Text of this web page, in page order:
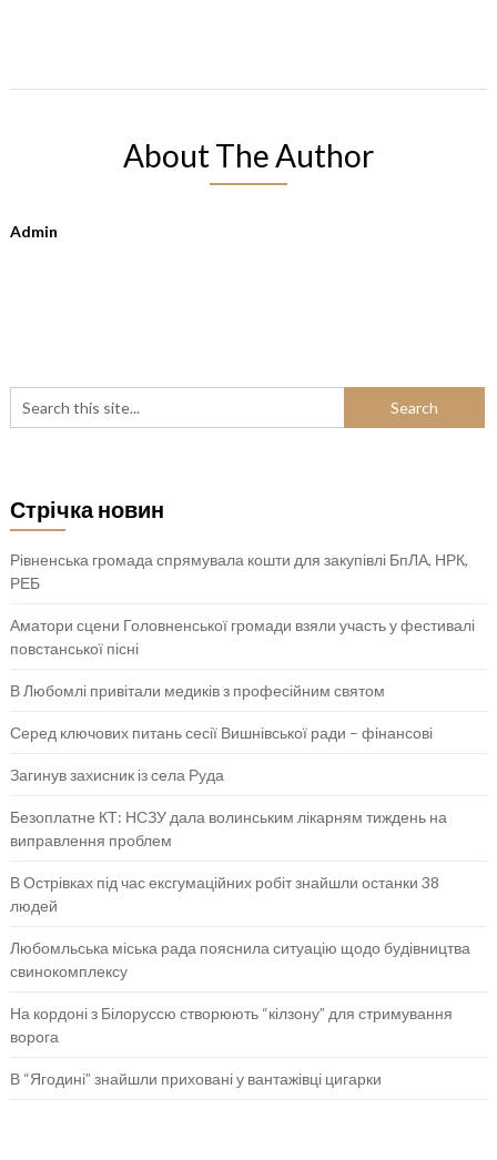
About The Author
Admin
Стрічка новин
Рівненська громада спрямувала кошти для закупівлі БпЛА, НРК,
РЕБ
Аматори сцени Головненської громади взяли участь у фестивалі
повстанської пісні
В Любомлі привітали медиків з професійним святом
Серед ключових питань сесії Вишнівської ради – фінансові
Загинув захисник із села Руда
Безоплатне КТ: НСЗУ дала волинським лікарням тиждень на
виправлення проблем
В Острівках під час ексгумаційних робіт знайшли останки 38
людей
Любомльська міська рада пояснила ситуацію щодо будівництва
свинокомплексу
На кордоні з Білоруссю створюють “кілзону” для стримування
ворога
В “Ягодині” знайшли приховані у вантажівці цигарки